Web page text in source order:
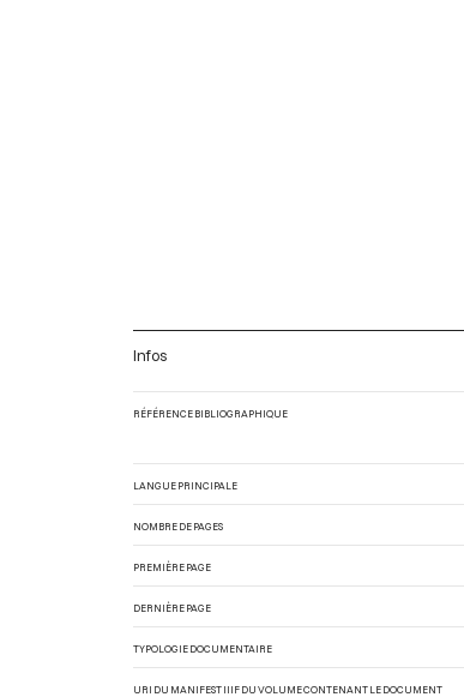
Infos
RÉFÉRENCE BIBLIOGRAPHIQUE
LANGUE PRINCIPALE
NOMBRE DE PAGES
PREMIÈRE PAGE
DERNIÈRE PAGE
TYPOLOGIE DOCUMENTAIRE
URI DU MANIFEST IIIF DU VOLUME CONTENANT LE DOCUMENT